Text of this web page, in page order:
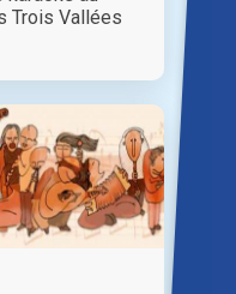
Trois Vallées